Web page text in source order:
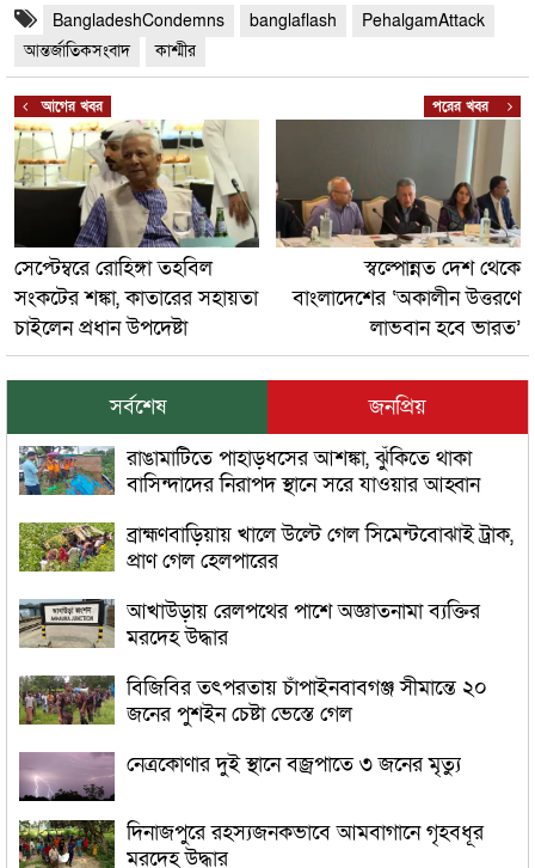
BangladeshCondemns banglaflash
PehalgamAttack
আন্তর্জাতিকসংবাদ
কাশ্মীর
আগের খবর
সেপ্টেম্বরে রোহিঙ্গা তহবিল
সংকটের শঙ্কা, কাতারের সহায়তা
চাইলেন প্রধান উপদেষ্টা
পরের খবর
স্বল্পোন্নত দেশ থেকে
বাংলাদেশের ‘অকালীন উত্তরণে
লাভবান হবে ভারত’
সর্বশেষ
জনপ্রিয়
রাঙামাটিতে পাহাড়ধসের আশঙ্কা, ঝুঁকিতে থাকা
বাসিন্দাদের নিরাপদ স্থানে সরে যাওয়ার আহ্বান
ব্রাহ্মণবাড়িয়ায় খালে উল্টে গেল সিমেন্টবোঝাই ট্রাক,
প্রাণ গেল হেলপারের
আখাউড়ায় রেলপথের পাশে অজ্ঞাতনামা ব্যক্তির
মরদেহ উদ্ধার
বিজিবির তৎপরতায় চাঁপাইনবাবগঞ্জ সীমান্তে ২০
জনের পুশইন চেষ্টা ভেস্তে গেল
নেত্রকোণার দুই স্থানে বজ্রপাতে ৩ জনের মৃত্যু
দিনাজপুরে রহস্যজনকভাবে আমবাগানে গৃহবধূর
মরদেহ উদ্ধার